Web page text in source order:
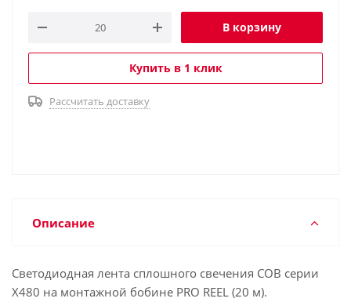
В корзину
Купить в 1 клик
Рассчитать доставку
Описание
Светодиодная лента сплошного свечения COB серии
X480 на монтажной бобине PRO REEL (20 м).